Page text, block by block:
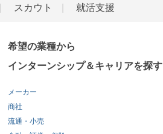
スカウト 就活支援
希望の業種から
インターンシップ＆キャリアを探す
メーカー
商社
流通・小売